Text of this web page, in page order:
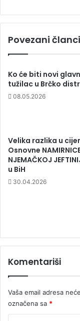
Povezani članci
Ko će biti novi
tužilac u Brčko
08.05.2026
Velika razlika u
Osnovne
NJEMAČKOJ
u BiH
30.04.2026
Komentariši
Vaša email adresa
označena sa *